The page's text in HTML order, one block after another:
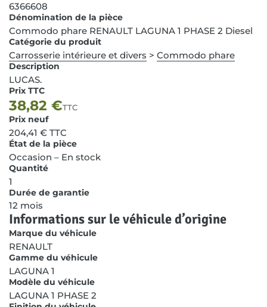
6366608
Dénomination de la pièce
Commodo phare RENAULT LAGUNA 1 PHASE 2 Diesel
Catégorie du produit
Carrosserie intérieure et divers > Commodo phare
Description
LUCAS.
Prix TTC
38,82 €TTC
Prix neuf
204,41 € TTC
État de la pièce
Occasion – En stock
Quantité
1
Durée de garantie
12 mois
Informations sur le véhicule d’origine
Marque du véhicule
RENAULT
Gamme du véhicule
LAGUNA 1
Modèle du véhicule
LAGUNA 1 PHASE 2